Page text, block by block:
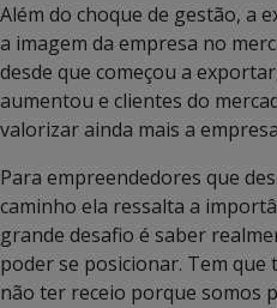
Além do choque de gestão, a
a imagem da empresa no
desde que começou a
aumentou e clientes do
valorizar ainda mais a
Para empreendedores que
caminho ela ressalta a
grande desafio é saber
poder se posicionar. Tem
não ter receio porque somos